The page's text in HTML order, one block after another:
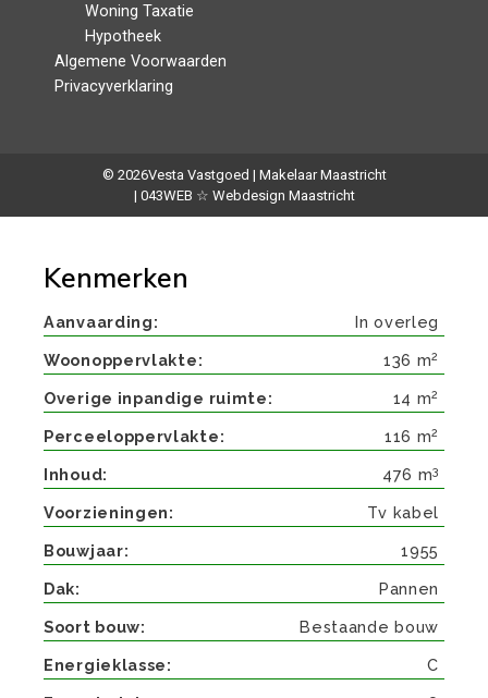
Woning Taxatie
Hypotheek
Algemene Voorwaarden
Privacyverklaring
© 2026Vesta Vastgoed | Makelaar Maastricht
| 043WEB ☆ Webdesign Maastricht
Kenmerken
Aanvaarding In overleg
Woonoppervlakte 136 m2
Overige inpandige ruimte 14 m2
Perceeloppervlakte 116 m2
Inhoud 476 m3
Voorzieningen Tv kabel
Bouwjaar 1955
Dak Pannen
Soort bouw Bestaande bouw
Energieklasse C